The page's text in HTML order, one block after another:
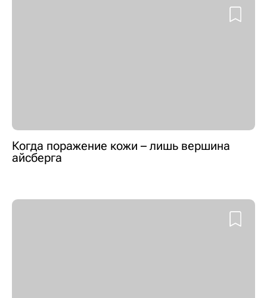
Когда поражение кожи – лишь вершина
айсберга